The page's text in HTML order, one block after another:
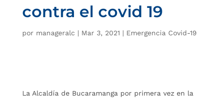
contra el covid 19
por manageralc | Mar 3, 2021 | Emergencia Covid-19
La Alcaldía de Bucaramanga por primera vez en la